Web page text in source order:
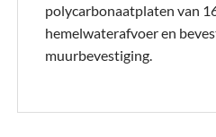
polycarbonaatplaten van
hemelwaterafvoer en
muurbevestiging.